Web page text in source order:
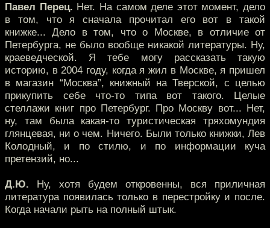
Павел Перец. Нет. На самом деле этот момент, дело
в том, что я сначала прочитал его вот в такой
книжке... Дело в том, что о Москве, в отличие от
Петербурга, не было вообще никакой литературы. Ну,
краеведческой. Я тебе могу рассказать такую
историю, в 2004 году, когда я жил в Москве, я пришел
в магазин “Москва”, книжный на Тверской, с целью
прикупить себе что-то типа вот такого. Целые
стеллажи книг про Петербург. Про Москву вот... Нет,
ну, там была какая-то туристическая тряхомундия
глянцевая, ни о чем. Ничего. Были только книжки, Лев
Колодный, и по стилю, и по информации куча
претензий, но...
Д.Ю. Ну, хотя будем откровенны, вся приличная
литература появилась только в перестройку и после.
Когда начали рыть на полный штык.